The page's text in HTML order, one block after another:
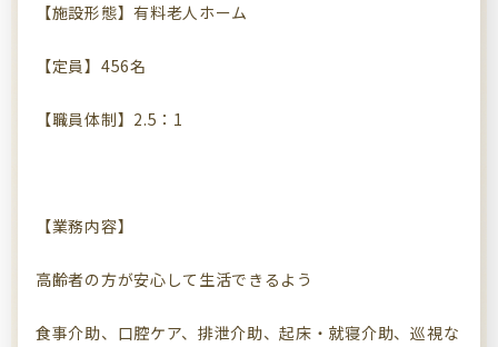
【施設形態】有料老人ホーム
【定員】456名
【職員体制】2.5：1
【業務内容】
高齢者の方が安心して生活できるよう
食事介助、口腔ケア、排泄介助、起床・就寝介助、巡視な